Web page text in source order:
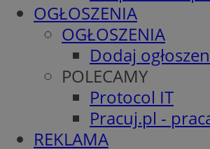
OGŁOSZENIA
OGŁOSZENIA
Dodaj
POLECAMY
Protocol IT
Pracuj.pl -
REKLAMA